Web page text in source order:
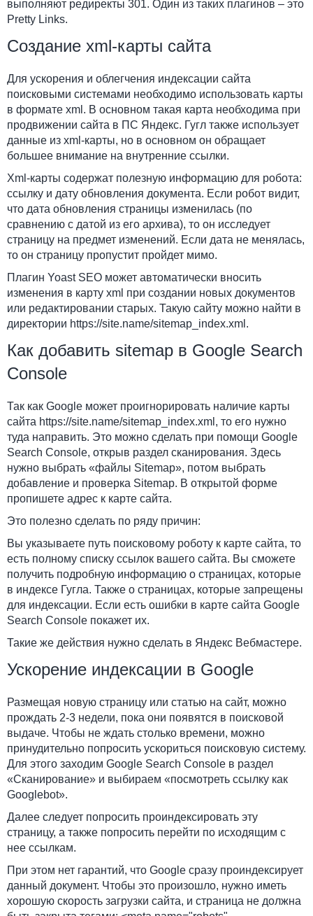
выполняют редиректы 301. Один из таких плагинов – это
Pretty Links.
Создание xml-карты сайта
Для ускорения и облегчения индексации сайта
поисковыми системами необходимо использовать карты
в формате xml. В основном такая карта необходима при
продвижении сайта в ПС Яндекс. Гугл также использует
данные из xml-карты, но в основном он обращает
большее внимание на внутренние ссылки.
Xml-карты содержат полезную информацию для робота:
ссылку и дату обновления документа. Если робот видит,
что дата обновления страницы изменилась (по
сравнению с датой из его архива), то он исследует
страницу на предмет изменений. Если дата не менялась,
то он страницу пропустит пройдет мимо.
Плагин Yoast SEO может автоматически вносить
изменения в карту xml при создании новых документов
или редактировании старых. Такую сайту можно найти в
директории https://site.name/sitemap_index.xml.
Как добавить sitemap в Google Search
Console
Так как Google может проигнорировать наличие карты
сайта https://site.name/sitemap_index.xml, то его нужно
туда направить. Это можно сделать при помощи Google
Search Console, открыв раздел сканирования. Здесь
нужно выбрать «файлы Sitemap», потом выбрать
добавление и проверка Sitemap. В открытой форме
пропишете адрес к карте сайта.
Это полезно сделать по ряду причин:
Вы указываете путь поисковому роботу к карте сайта, то
есть полному списку ссылок вашего сайта. Вы сможете
получить подробную информацию о страницах, которые
в индексе Гугла. Также о страницах, которые запрещены
для индексации. Если есть ошибки в карте сайта Google
Search Console покажет их.
Такие же действия нужно сделать в Яндекс Вебмастере.
Ускорение индексации в Google
Размещая новую страницу или статью на сайт, можно
прождать 2-3 недели, пока они появятся в поисковой
выдаче. Чтобы не ждать столько времени, можно
принудительно попросить ускориться поисковую систему.
Для этого заходим Google Search Console в раздел
«Сканирование» и выбираем «посмотреть ссылку как
Googlebot».
Далее следует попросить проиндексировать эту
страницу, а также попросить перейти по исходящим с
нее ссылкам.
При этом нет гарантий, что Google сразу проиндексирует
данный документ. Чтобы это произошло, нужно иметь
хорошую скорость загрузки сайта, и страница не должна